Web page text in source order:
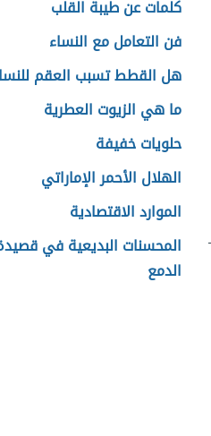
كلمات عن طيبة القلب
فن التعامل مع النساء
هل القطط تسبب العقم
ما هي الزيوت العطرية
حلويات خفيفة
الهلال الأحمر الإماراتي
الموارد الاقتصادية
المحسنات البديعية في
الدمع